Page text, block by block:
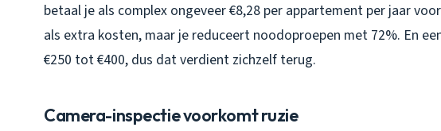
betaal je als complex ongeveer €8,28 per appartement per jaar
als extra kosten, maar je reduceert noodoproepen met 72%. En
€250 tot €400, dus dat verdient zichzelf terug.
Camera-inspectie voorkomt ruzie